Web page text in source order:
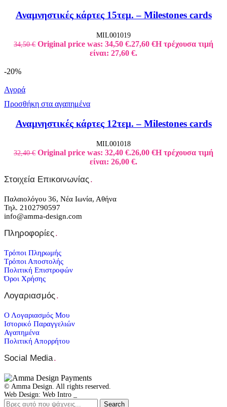
Αναμνηστικές κάρτες 15τεμ. – Milestones cards
MIL001019
34,50€ Original price was: 34,50 €.27,60 €Η τρέχουσα τιμή
είναι: 27,60 €.
-20%
Αγορά
Προσθήκη στα αγαπημένα
Αναμνηστικές κάρτες 12τεμ. – Milestones cards
MIL001018
32,40€ Original price was: 32,40 €.26,00 €Η τρέχουσα τιμή
είναι: 26,00 €.
Στοιχεία Επικοινωνίας.
Παλαιολόγου 36, Νέα Ιωνία, Αθήνα
Τηλ. 2102790597
info@amma-design.com
Πληροφορίες.
Τρόποι Πληρωμής
Τρόποι Αποστολής
Πολιτική Επιστροφών
Όροι Χρήσης
Λογαριασμός.
Ο Λογαριασμός Μου
Ιστορικό Παραγγελιών
Αγαπημένα
Πολιτική Απορρήτου
Social Media.
© Amma Design. All rights reserved.
Web Design: Web Intro _
Search